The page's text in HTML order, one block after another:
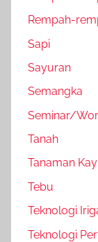
Rempah-
Sapi
Sayuran
Semangka
Seminar/
Tanah
Tanaman
Tebu
Teknologi
Teknologi